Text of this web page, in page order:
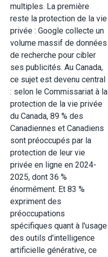
multiples. La première
reste la protection de la vie
privée : Google collecte un
volume massif de données
de recherche pour cibler
ses publicités. Au Canada,
ce sujet est devenu central
: selon le Commissariat à la
protection de la vie privée
du Canada, 89 % des
Canadiennes et Canadiens
sont préoccupés par la
protection de leur vie
privée en ligne en 2024-
2025, dont 36 %
énormément. Et 83 %
expriment des
préoccupations
spécifiques quant à l'usage
des outils d'intelligence
artificielle générative, ce